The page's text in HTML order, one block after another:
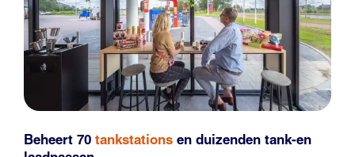
Beheert 70 tankstations en duizenden tank-en